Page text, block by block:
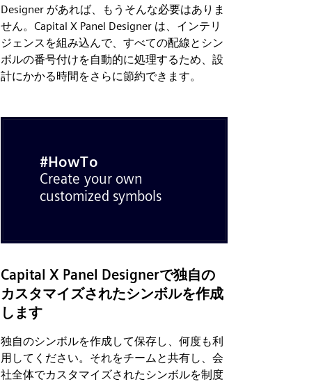
Designer があれば、もうそんな必要はありま
せん。Capital X Panel Designer は、インテリ
ジェンスを組み込んで、すべての配線とシン
ボルの番号付けを自動的に処理するため、設
計にかかる時間をさらに節約できます。
Capital X Panel Designerで独自の
カスタマイズされたシンボルを作成
します
独自のシンボルを作成して保存し、何度も利
用してください。それをチームと共有し、会
社全体でカスタマイズされたシンボルを制度